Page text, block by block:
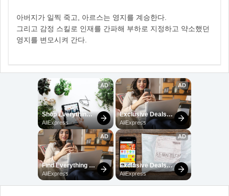
아버지가 일찍 죽고, 아르스는 영지를 계승한다.
그리고 감정 스킬로 인재를 간파해 부하로 지정하고 약소했던
영지를 변모시켜 간다.